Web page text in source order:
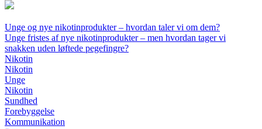
Unge og nye nikotinprodukter – hvordan taler vi om dem?
Unge fristes af nye nikotinprodukter – men hvordan tager vi
snakken uden løftede pegefingre?
Nikotin
Nikotin
Unge
Nikotin
Sundhed
Forebyggelse
Kommunikation